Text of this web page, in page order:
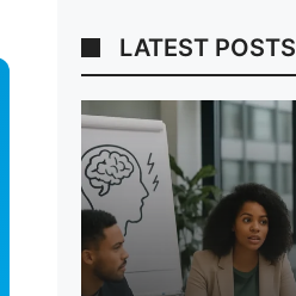
LATEST POSTS